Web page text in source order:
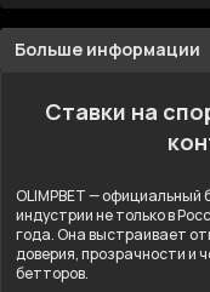
Больше информации
Ставки на
OLIMPBET — официальный
индустрии не только в
года. Она выстраивает
доверия, прозрачности и
бетторов.